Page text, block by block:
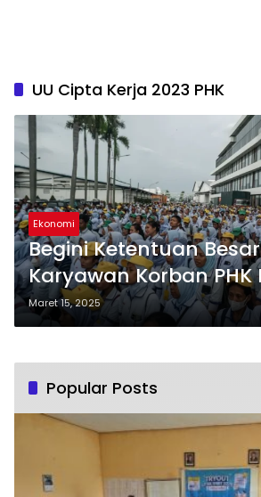
UU Cipta Kerja 2023 PHK
Ekonomi
Begini Ketentuan
Karyawan Korban PHK
0-24 Tahun,
Uang Penghargaan
Maret 15, 2025
Popular Posts